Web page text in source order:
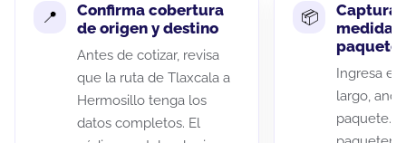
Confirma cobertura
de origen y destino
Antes de cotizar, revisa
que la ruta de Tlaxcala a
Hermosillo tenga los
datos completos. El
Captura
medidas
paquete
Ingresa el
largo,
paquete.